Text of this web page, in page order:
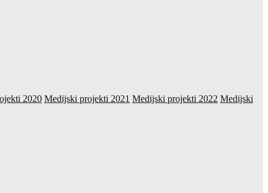
2020 Medijski projekti 2021 Medijski projekti 2022 Medijski